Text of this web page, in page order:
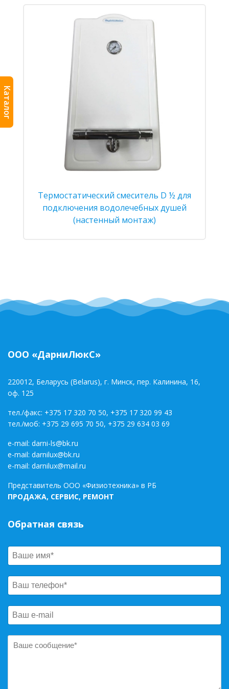
Каталог
Термостатический смеситель D ½ для
подключения водолечебных душей
(настенный монтаж)
ООО «ДарниЛюкС»
220012, Беларусь (Belarus), г. Минск, пер. Калинина, 16,
оф. 125
тел./факс: +375 17 320 70 50, +375 17 320 99 43
тел./моб: +375 29 695 70 50, +375 29 634 03 69
e-mail: darni-ls@bk.ru
e-mail: darnilux@bk.ru
e-mail: darnilux@mail.ru
Представитель ООО «Физиотехника» в РБ
ПРОДАЖА, СЕРВИС, РЕМОНТ
Обратная связь